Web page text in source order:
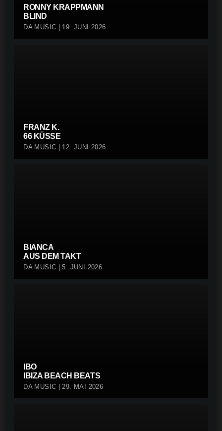
RONNY KRAPPMANN
BLIND
DA MUSIC | 19. JUNI 2026
FRANZ K.
66 KÜSSE
DA MUSIC | 12. JUNI 2026
BIANCA
AUS DEM TAKT
DA MUSIC | 5. JUNI 2026
IBO
IBIZA BEACH BEATS
DA MUSIC | 29. MAI 2026